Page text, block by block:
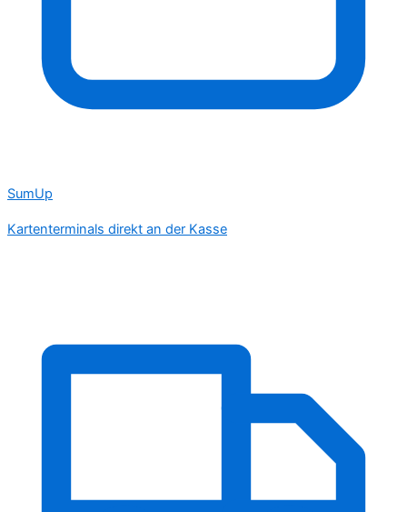
SumUp
Kartenterminals direkt an der Kasse